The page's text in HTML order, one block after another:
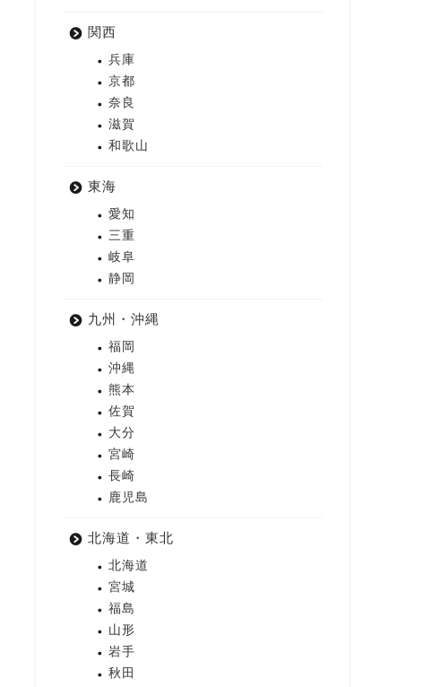
関西
兵庫
京都
奈良
滋賀
和歌山
東海
愛知
三重
岐阜
静岡
九州・沖縄
福岡
沖縄
熊本
佐賀
大分
宮崎
長崎
鹿児島
北海道・東北
北海道
宮城
福島
山形
岩手
秋田